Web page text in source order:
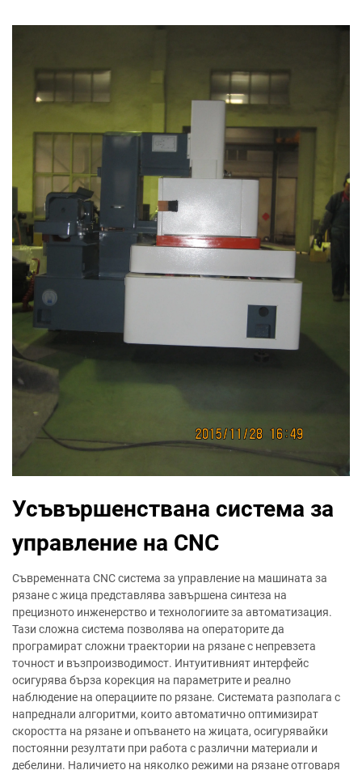
Усъвършенствана система за
управление на CNC
Съвременната CNC система за управление на машината за
рязане с жица представлява завършена синтеза на
прецизното инженерство и технологиите за автоматизация.
Тази сложна система позволява на операторите да
програмират сложни траектории на рязане с непревзета
точност и възпроизводимост. Интуитивният интерфейс
осигурява бърза корекция на параметрите и реално
наблюдение на операциите по рязане. Системата разполага с
напреднали алгоритми, които автоматично оптимизират
скоростта на рязане и опъването на жицата, осигурявайки
постоянни резултати при работа с различни материали и
дебелини. Наличието на няколко режими на рязане отговаря